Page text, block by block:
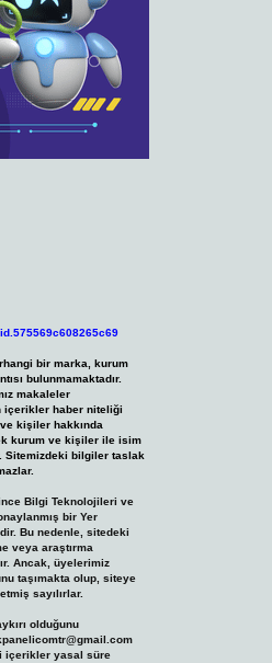
bir marka, kurum
bulunmamaktadır.
makaleler
içerikler haber niteliği
kişiler hakkında
kurum ve kişiler ile isim
Sitemizdeki bilgiler taslak
Bilgi Teknolojileri ve
bir Yer
Bu nedenle, sitedeki
veya araştırma
Ancak, üyelerimiz
taşımakta olup, siteye
sayılırlar.
olduğunu
içerikler yasal süre